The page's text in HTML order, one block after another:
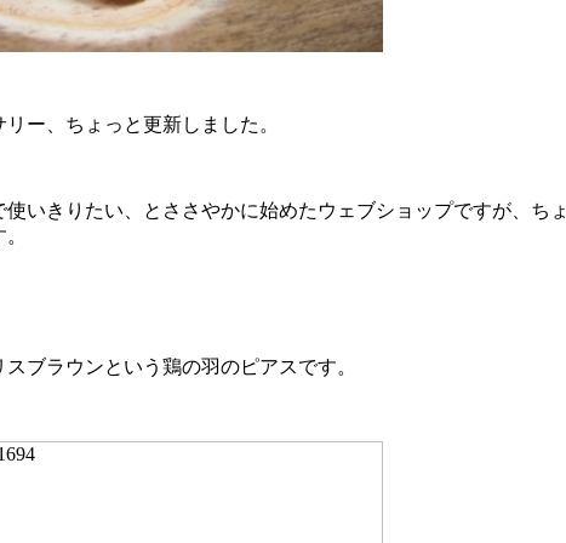
ー、ちょっと更新しました。
いきりたい、とささやかに始めたウェブショップですが、ち
ブラウンという鶏の羽のピアスです。